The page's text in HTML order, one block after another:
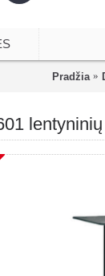
Pradžia